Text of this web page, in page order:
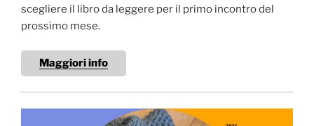
scegliere il libro da leggere per il primo incontro del
prossimo mese.
Maggiori info